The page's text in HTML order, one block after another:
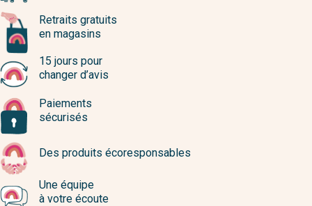
Retraits gratuits
en magasins
15 jours pour
changer d’avis
Paiements
sécurisés
Des produits écoresponsables
Une équipe
à votre écoute